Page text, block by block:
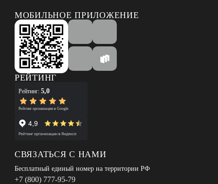
МОБИЛЬНОЕ ПРИЛОЖЕНИЕ
РЕЙТИНГ
Рейтинг: 5,0
Рейтинг организации в Google
СВЯЗАТЬСЯ С НАМИ
Бесплатный единый номер на территории РФ
+7 (800) 777-95-79